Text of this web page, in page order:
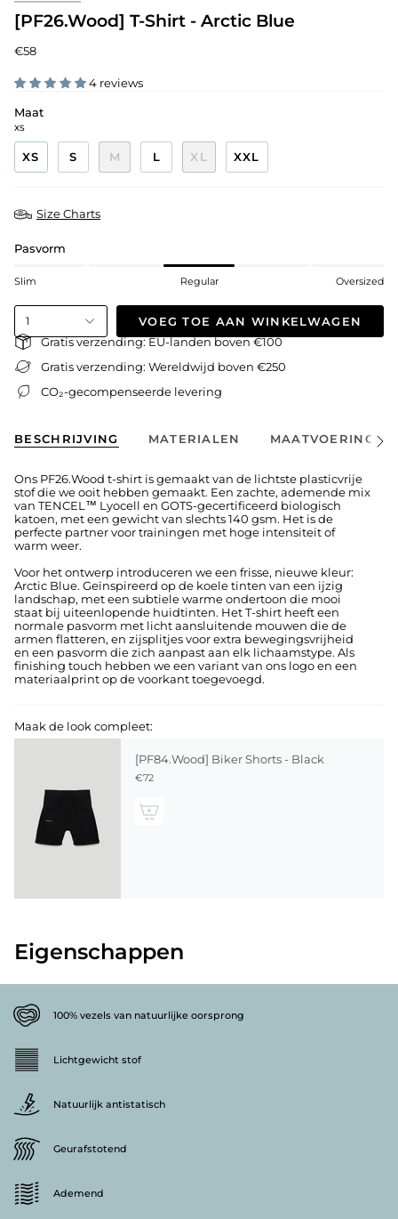
[PF26.Wood] T-Shirt - Arctic Blue
€58
4 reviews
Maat
XS
XS S M L XL XXL
Size Charts
Pasvorm
Slim Regular Oversized
1 VOEG TOE AAN WINKELWAGEN
Gratis verzending: EU-landen boven €100
Gratis verzending: Wereldwijd boven €250
CO₂-gecompenseerde levering
BESCHRIJVING MATERIALEN MAATVOERINGAlles
Ons PF26.Wood t-shirt is gemaakt van de lichtste plasticvrije
stof die we ooit hebben gemaakt. Een zachte, ademende mix
van TENCEL™ Lyocell en GOTS-gecertificeerd biologisch
katoen, met een gewicht van slechts 140 gsm. Het is de
perfecte partner voor trainingen met hoge intensiteit of
warm weer.
Voor het ontwerp introduceren we een frisse, nieuwe kleur:
Arctic Blue. Geïnspireerd op de koele tinten van een ijzig
landschap, met een subtiele warme ondertoon die mooi
staat bij uiteenlopende huidtinten. Het T-shirt heeft een
normale pasvorm met licht aansluitende mouwen die de
armen flatteren, en zijsplitjes voor extra bewegingsvrijheid
en een pasvorm die zich aanpast aan elk lichaamstype. Als
finishing touch hebben we een variant van ons logo en een
materiaalprint op de voorkant toegevoegd.
Maak de look compleet:
[PF84.Wood] Biker Shorts - Black
€72
Eigenschappen
100% vezels van natuurlijke oorsprong
Lichtgewicht stof
Natuurlijk antistatisch
Geurafstotend
Ademend